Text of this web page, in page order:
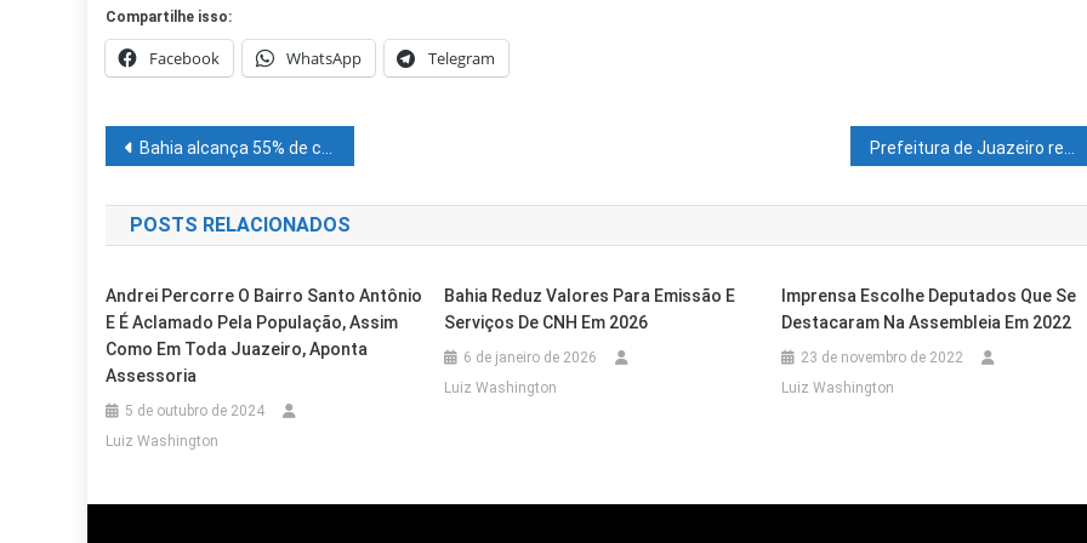
Compartilhe isso:
Facebook WhatsApp Telegram
Navegação
de
Post
Bahia alcança 55% de crianças alfabetizadas e supera meta do MEC
POSTS RELACIONADOS
Andrei Percorre O Bairro Santo Antônio
E É Aclamado Pela População, Assim
Como Em Toda Juazeiro, Aponta
Assessoria
5 de outubro de 2024
Luiz Washington
Bahia Reduz Valores Para Emissão E
Serviços De CNH Em 2026
6 de janeiro de 2026
Luiz Washington
Imprensa Escolhe Deputados Que Se
Destacaram Na Assembleia Em 2022
23 de novembro de 2022
Luiz Washington